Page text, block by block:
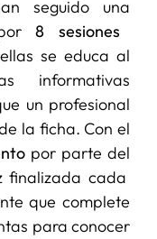
seguido una
por8 sesiones
se educa al
informativas
un profesional
la ficha. Con el
por parte del
finalizada cada
que complete
para conocer